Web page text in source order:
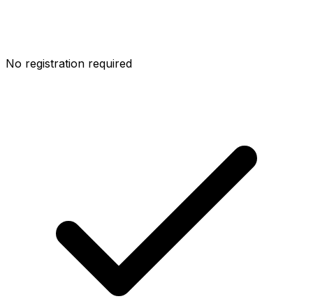
No registration required